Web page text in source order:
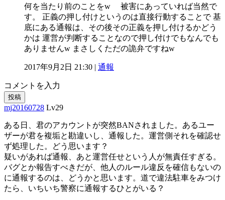
何を当たり前のことをw 被害にあっていれば当然で
す。 正義の押し付けというのは直接行動することで 基
底にある通報は、その後その正義を押し付けるかどう
かは 運営が判断することなので押し付けでもなんでも
ありませんw まさしくただの詭弁ですねw
2017年9月2日 21:30 | 通報
コメントを入力
投稿
mj20160728 Lv29
ある日、君のアカウントが突然BANされました。あるユー
ザーが君を複垢と勘違いし、通報した。運営側それを確認せ
ず処理した。どう思います？
疑いがあれば通報、あと運営任せという人が無責任すぎる。
バグとか報告すべきだが、他人のルール違反を確信もないの
に通報するのは、どうかと思います。道で違法駐車をみつけ
たら、いちいち警察に通報するひとがいる？